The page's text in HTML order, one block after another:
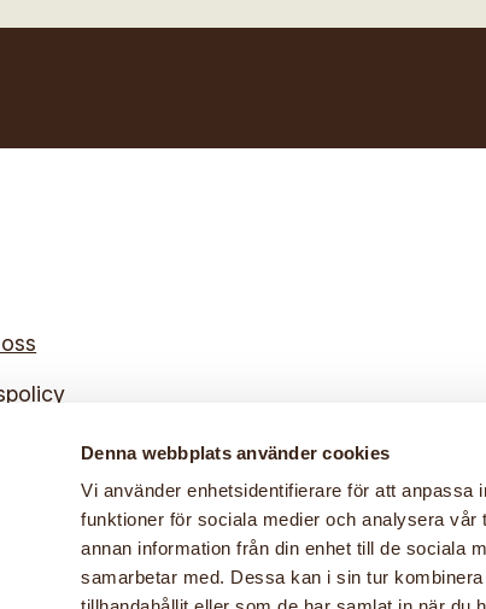
Denna webbplats använder cookies
Vi använder enhetsidentifierare för att anpassa
funktioner för sociala medier och analysera
annan information från din enhet till de sociala
samarbetar med. Dessa kan i sin tur
– slöjd och hantverk för alla 2026